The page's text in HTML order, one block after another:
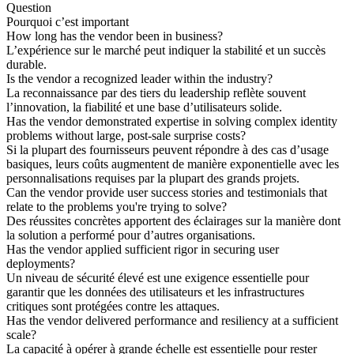
Question
Pourquoi c’est important
How long has the vendor been in business?
L’expérience sur le marché peut indiquer la stabilité et un succès
durable.
Is the vendor a recognized leader within the industry?
La reconnaissance par des tiers du leadership reflète souvent
l’innovation, la fiabilité et une base d’utilisateurs solide.
Has the vendor demonstrated expertise in solving complex identity
problems without large, post-sale surprise costs?
Si la plupart des fournisseurs peuvent répondre à des cas d’usage
basiques, leurs coûts augmentent de manière exponentielle avec les
personnalisations requises par la plupart des grands projets.
Can the vendor provide user success stories and testimonials that
relate to the problems you're trying to solve?
Des réussites concrètes apportent des éclairages sur la manière dont
la solution a performé pour d’autres organisations.
Has the vendor applied sufficient rigor in securing user
deployments?
Un niveau de sécurité élevé est une exigence essentielle pour
garantir que les données des utilisateurs et les infrastructures
critiques sont protégées contre les attaques.
Has the vendor delivered performance and resiliency at a sufficient
scale?
La capacité à opérer à grande échelle est essentielle pour rester